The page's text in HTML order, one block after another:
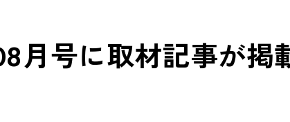
月号に取材記事が掲